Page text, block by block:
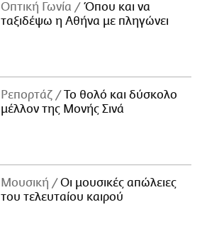
Οπτική Γωνία
Όπου και να
ταξιδέψω η Αθήνα με πληγώνει
Ρεπορτάζ
Το θολό και δύσκολο
μέλλον της Μονής Σινά
Μουσική
Οι μουσικές απώλειες
του τελευταίου καιρού